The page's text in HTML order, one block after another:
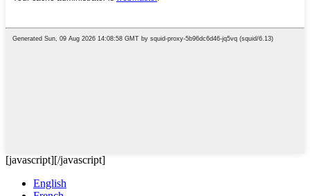
[javascript][/javascript]
English